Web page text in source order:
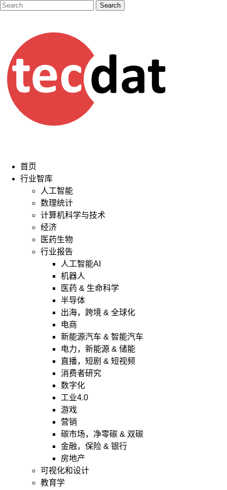
首页
行业智库
人工智能
数理统计
计算机科学与技术
经济
医药生物
行业报告
人工智能AI
机器人
医药 & 生命科学
半导体
出海，跨境 & 全球化
电商
新能源汽车 & 智能汽车
电力，新能源 & 储能
直播，短剧 & 短视频
消费者研究
数字化
工业4.0
游戏
营销
碳市场，净零碳 & 双碳
金融，保险 & 银行
房地产
可视化和设计
教育学